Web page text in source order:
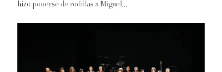
hizo ponerse de rodillas a Miguel…